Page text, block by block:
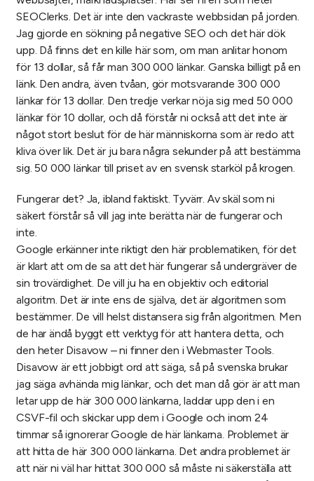
SEOClerks. Det är inte den vackraste webbsidan på jorden.
Jag gjorde en sökning på negative SEO och det här dök
upp. Då finns det en kille här som, om man anlitar honom
för 13 dollar, så får man 300 000 länkar. Ganska billigt på en
länk. Den andra, även tvåan, gör motsvarande 300 000
länkar för 13 dollar. Den tredje verkar nöja sig med 50 000
länkar för 10 dollar, och då förstår ni också att det inte är
något stort beslut för de här människorna som är redo att
kliva över lik. Det är ju bara några sekunder på att bestämma
sig. 50 000 länkar till priset av en svensk starköl på krogen.
Fungerar det? Ja, ibland faktiskt. Tyvärr. Av skäl som ni
säkert förstår så vill jag inte berätta när de fungerar och
inte.
Google erkänner inte riktigt den här problematiken, för det
är klart att om de sa att det här fungerar så undergräver de
sin trovärdighet. De vill ju ha en objektiv och editorial
algoritm. Det är inte ens de själva, det är algoritmen som
bestämmer. De vill helst distansera sig från algoritmen. Men
de har ändå byggt ett verktyg för att hantera detta, och
den heter Disavow – ni finner den i Webmaster Tools.
Disavow är ett jobbigt ord att säga, så på svenska brukar
jag säga avhända mig länkar, och det man då gör är att man
letar upp de här 300 000 länkarna, laddar upp den i en
CSVF-fil och skickar upp dem i Google och inom 24
timmar så ignorerar Google de här länkarna. Problemet är
att hitta de här 300 000 länkarna. Det andra problemet är
att när ni väl har hittat 300 000 så måste ni säkerställa att